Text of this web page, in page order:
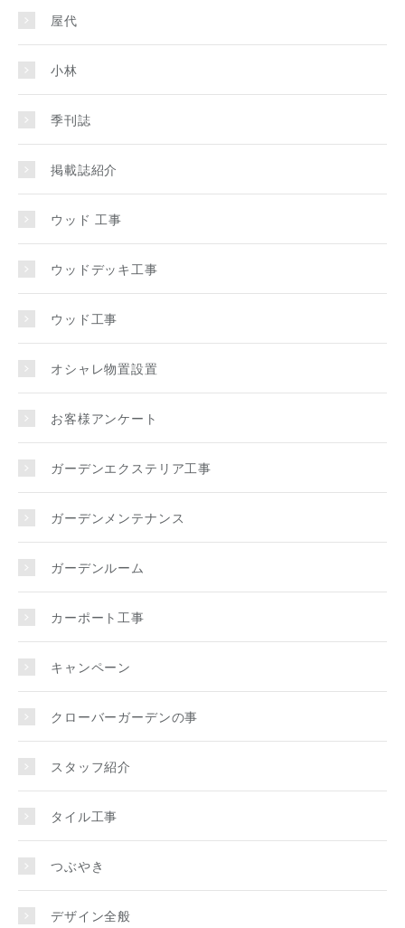
屋代
小林
季刊誌
掲載誌紹介
ウッド 工事
ウッドデッキ工事
ウッド工事
オシャレ物置設置
お客様アンケート
ガーデンエクステリア工事
ガーデンメンテナンス
ガーデンルーム
カーポート工事
キャンペーン
クローバーガーデンの事
スタッフ紹介
タイル工事
つぶやき
デザイン全般